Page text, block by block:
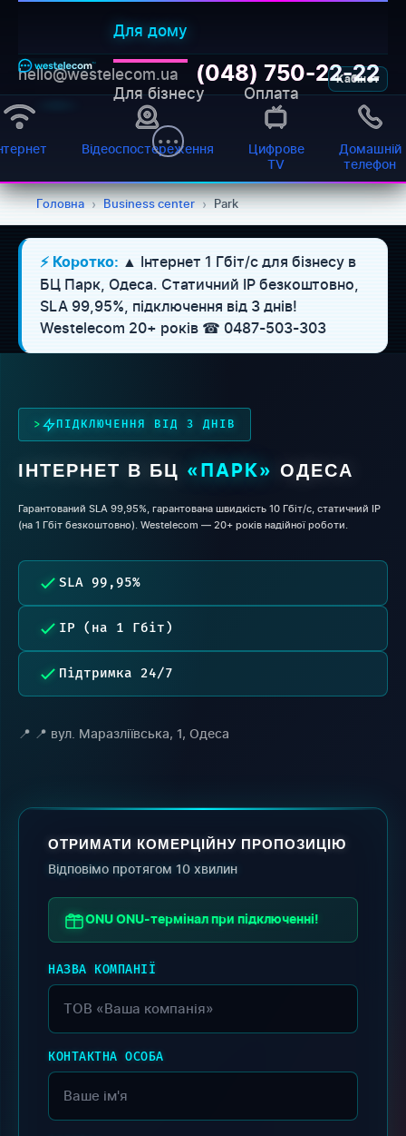
Для дому
Для бізнесу Оплата
Кабінет
hello@westelecom.ua (048) 750-22-22
Відеоспостереження
Цифрове
TV
Домашній
телефон
Головна › Business center › Park
⚡ Коротко: ▲ Інтернет 1 Гбіт/с для бізнесу в
БЦ Парк, Одеса. Статичний IP безкоштовно,
SLA 99,95%, підключення від 3 днів!
Westelecom 20+ років ☎ 0487-503-303
ПІДКЛЮЧЕННЯ ВІД 3 ДНІВ
ІНТЕРНЕТ В БЦ «ПАРК» ОДЕСА
Гарантований SLA 99,95%, гарантована швидкість 10 Гбіт/с, статичний IP
(на 1 Гбіт безкоштовно). Westelecom — 20+ років надійної роботи.
SLA 99,95%
IP (на 1 Гбіт)
Підтримка 24/7
📍 вул. Маразліївська, 1, Одеса
ОТРИМАТИ КОМЕРЦІЙНУ ПРОПОЗИЦІЮ
Відповімо протягом 10 хвилин
ONU ONU-термінал при підключенні!
НАЗВА КОМПАНІЇ
КОНТАКТНА ОСОБА